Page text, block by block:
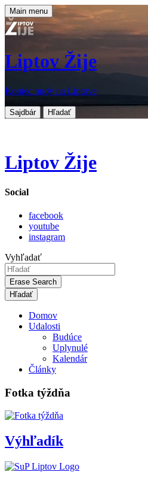
Main menu
Liptov Žije
Koniec nudy na Liptove
Sajdbár Hľadať
Liptov Žije
Social
facebook
youtube
instagram
Vyhľadať
Erase Search
Domov
Udalosti
Budúce
Uplynulé
Kalendár
Články
Fotka týždňa
Výhľadík